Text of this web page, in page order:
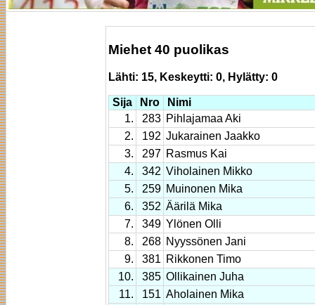
Miehet 40 puolikas
Lähti: 15, Keskeytti: 0, Hylätty: 0
Sija Nro
Nimi
1.
283 Pihlajamaa Aki
2.
192 Jukarainen Jaakko
3.
297 Rasmus Kai
4.
342 Viholainen Mikko
5.
259 Muinonen Mika
6.
352 Äärilä Mika
7.
349 Ylönen Olli
8.
268 Nyyssönen Jani
9.
381 Rikkonen Timo
10.
385 Ollikainen Juha
11.
151 Aholainen Mika